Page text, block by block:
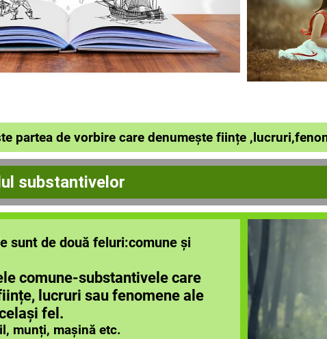
partea de vorbire care denumește ființe
substantivelor
sunt de două feluri:comune și
comune-substantivele care
lucruri saufenomene ale
fel.
munți, mașină etc.